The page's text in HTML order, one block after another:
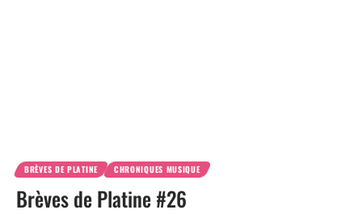
BRÈVES DE PLATINE CHRONIQUES MUSIQUE
Brèves de Platine #26